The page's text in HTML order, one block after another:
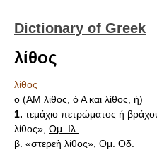
Dictionary of Greek
λίθος
λίθος
ο (AM λίθος, ὁ Α και λίθος, ἡ)
1. τεμάχιο πετρώματος ή
λίθος», Ομ. Ιλ.
β. «στερεὴ λίθος», Ομ. Οδ.